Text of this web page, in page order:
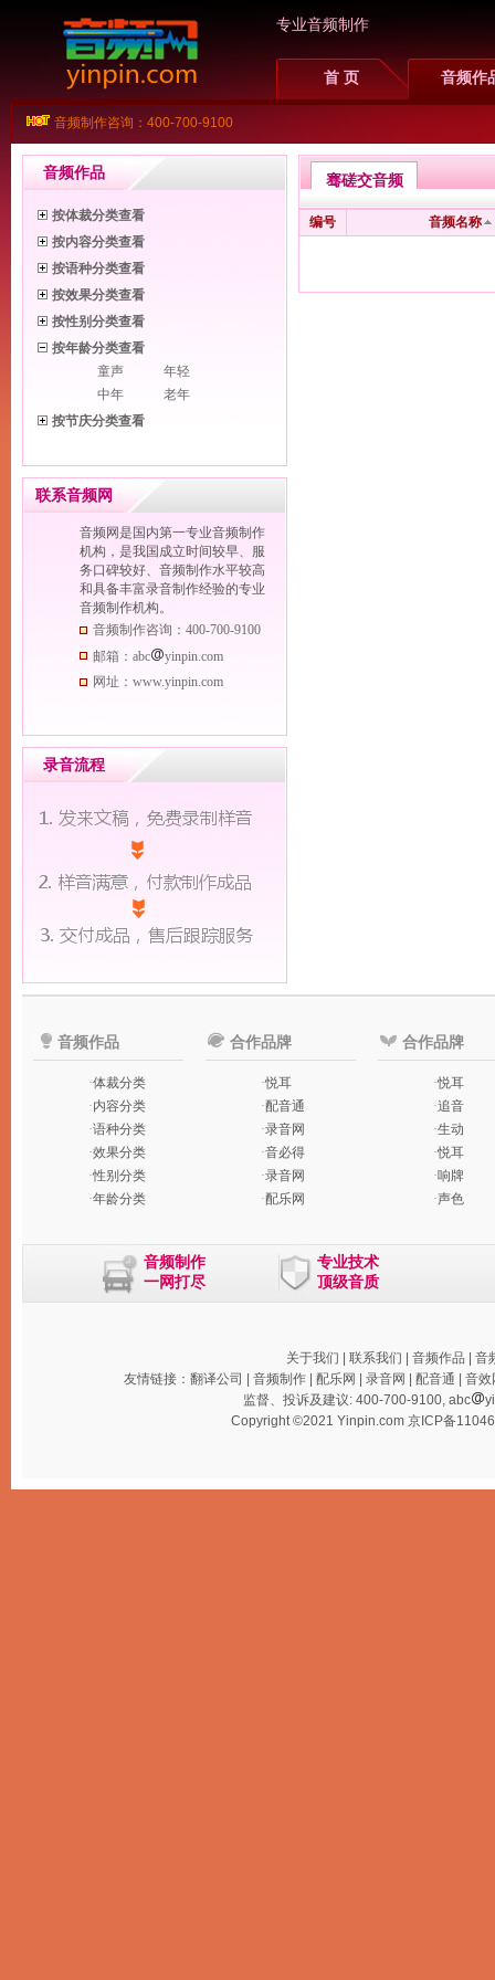
专业音频制作
首 页 音频作
音频制作咨询：400-700-9100
音频作品
按体裁分类查看
按内容分类查看
按语种分类查看
按效果分类查看
按性别分类查看
按年龄分类查看
童声
年轻
中年
老年
按节庆分类查看
联系音频网
音频网是国内第一专业音频制作
机构，是我国成立时间较早、服
务口碑较好、音频制作水平较高
和具备丰富录音制作经验的专业
音频制作机构。
音频制作咨询：400-700-9100
邮箱：abc
yinpin.com
网址：www.yinpin.com
录音流程
骞磋交音频
编号 音频名称
音频作品
·体裁分类
·内容分类
·语种分类
·效果分类
·性别分类
·年龄分类
合作品牌
·悦耳
·配音通
·录音网
·音必得
·录音网
·配乐网
合作品牌
·悦耳
·追音
·生动
·悦耳
·响牌
·声色
音频制作
一网打尽
专业技术
顶级音质
关于我们 联系我们 音频作品
音
友情链接： 翻译公司 音频制作| 配乐网 录音网 配音通
音效
监督、投诉及建议: 400-700-9100, abc
Copyright ©2021 Yinpin.com 京ICP备